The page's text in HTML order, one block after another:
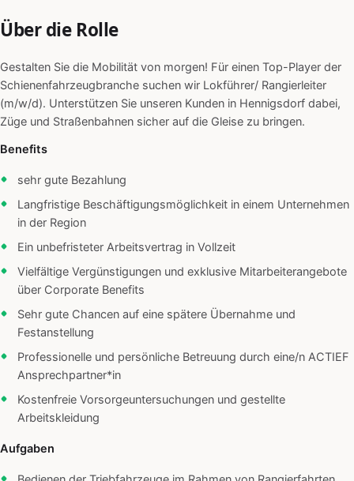
Über die Rolle
Gestalten Sie die Mobilität von morgen! Für einen Top-Player der
Schienenfahrzeugbranche suchen wir Lokführer/ Rangierleiter
(m/w/d). Unterstützen Sie unseren Kunden in Hennigsdorf dabei,
Züge und Straßenbahnen sicher auf die Gleise zu bringen.
Benefits
sehr gute Bezahlung
Langfristige Beschäftigungsmöglichkeit in einem Unternehmen
in der Region
Ein unbefristeter Arbeitsvertrag in Vollzeit
Vielfältige Vergünstigungen und exklusive Mitarbeiterangebote
über Corporate Benefits
Sehr gute Chancen auf eine spätere Übernahme und
Festanstellung
Professionelle und persönliche Betreuung durch eine/n ACTIEF
Ansprechpartner*in
Kostenfreie Vorsorgeuntersuchungen und gestellte
Arbeitskleidung
Aufgaben